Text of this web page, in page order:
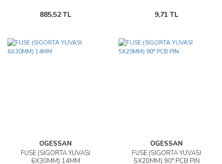
885,52 TL 9,71 TL
OGESSAN
FUSE (SİGORTA YUVASI
6X30MM) 14MM
OGESSAN
FUSE (SİGORTA YUVASI
5X20MM) 90° PCB PİN